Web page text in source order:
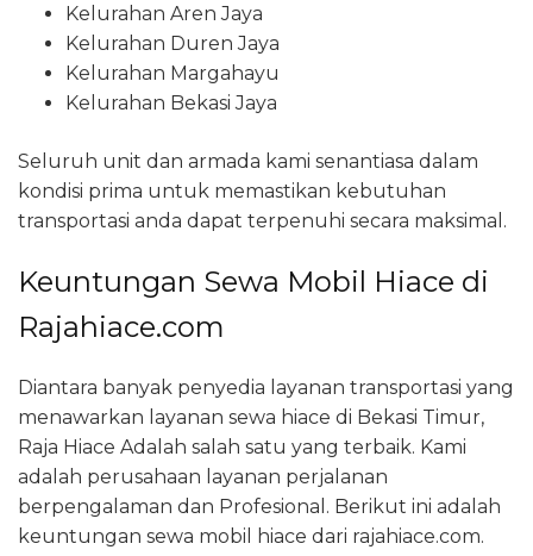
Kelurahan Aren Jaya
Kelurahan Duren Jaya
Kelurahan Margahayu
Kelurahan Bekasi Jaya
Seluruh unit dan armada kami senantiasa dalam
kondisi prima untuk memastikan kebutuhan
transportasi anda dapat terpenuhi secara maksimal.
Keuntungan Sewa Mobil Hiace di
Rajahiace.com
Diantara banyak penyedia layanan transportasi yang
menawarkan layanan sewa hiace di Bekasi Timur,
Raja Hiace Adalah salah satu yang terbaik. Kami
adalah perusahaan layanan perjalanan
berpengalaman dan Profesional. Berikut ini adalah
keuntungan sewa mobil hiace dari rajahiace.com.